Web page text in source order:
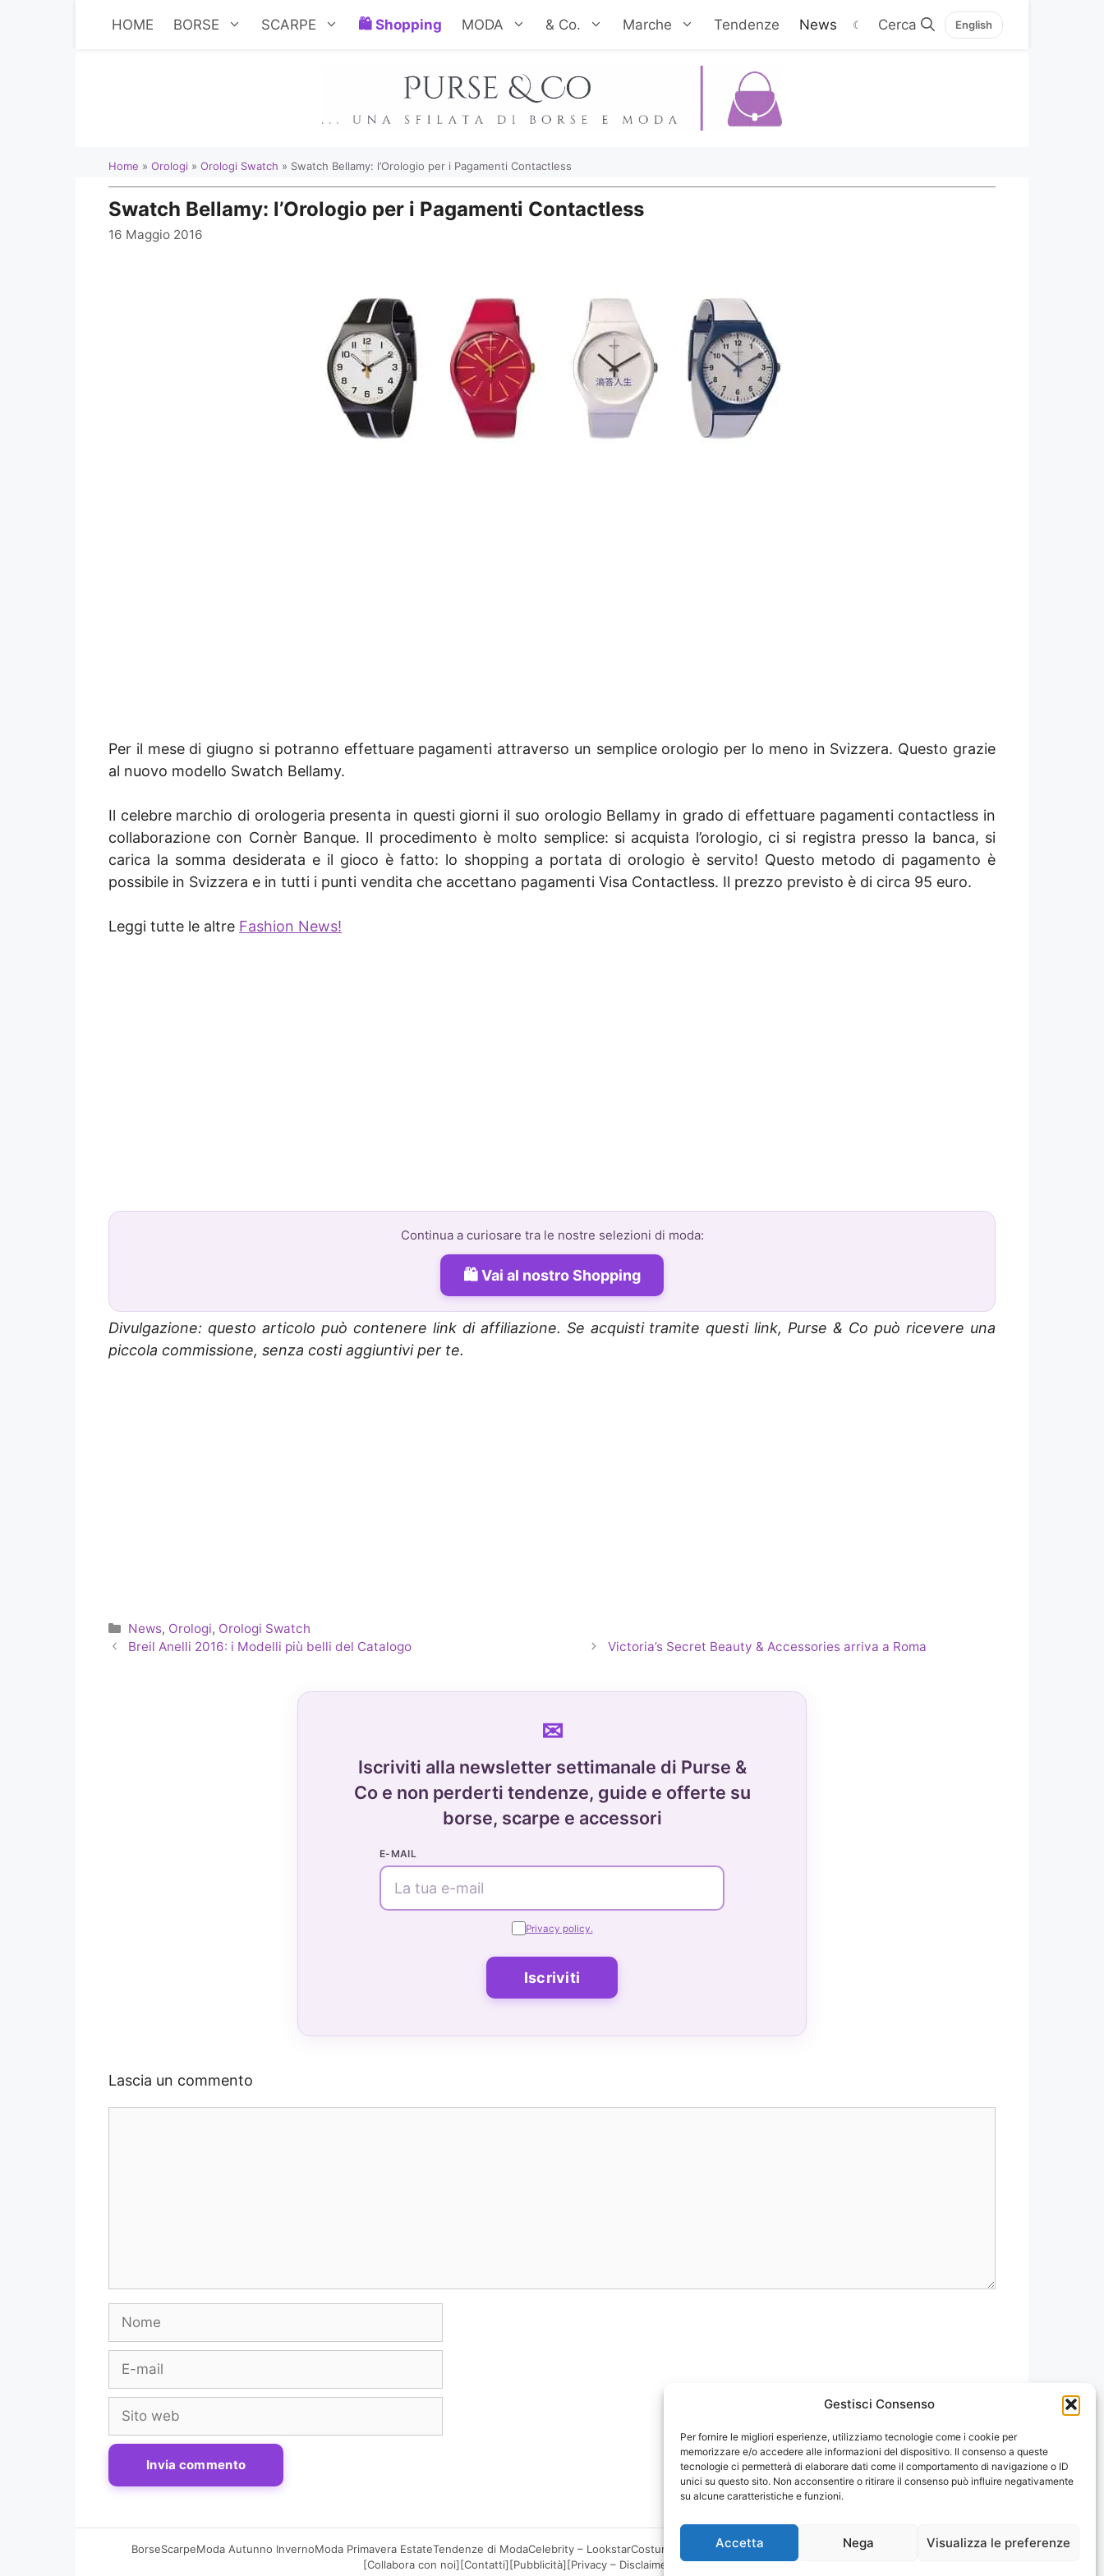
Gestisci Consenso
Per fornire le migliori esperienze, utilizziamo tecnologie come i cookie per
memorizzare e/o accedere alle informazioni del dispositivo. Il consenso a queste
tecnologie ci permetterà di elaborare dati come il comportamento di navigazione o ID
unici su questo sito. Non acconsentire o ritirare il consenso può influire negativamente
su alcune caratteristiche e funzioni.
Accetta Nega Visualizza le preferenze
HOME BORSE SCARPE Shopping MODA & Co. Marche Tendenze News ☾ English
Home » Orologi » Orologi Swatch » Swatch Bellamy: l’Orologio per i Pagamenti Contactless
Swatch Bellamy: l’Orologio per i Pagamenti Contactless
16 Maggio 2016
Per il mese di giugno si potranno effettuare pagamenti attraverso un semplice orologio per lo meno in Svizzera. Questo grazie
al nuovo modello Swatch Bellamy.
Il celebre marchio di orologeria presenta in questi giorni il suo orologio Bellamy in grado di effettuare pagamenti contactless in
collaborazione con Cornèr Banque. Il procedimento è molto semplice: si acquista l’orologio, ci si registra presso la banca, si
carica la somma desiderata e il gioco è fatto: lo shopping a portata di orologio è servito! Questo metodo di pagamento è
possibile in Svizzera e in tutti i punti vendita che accettano pagamenti Visa Contactless. Il prezzo previsto è di circa 95 euro.
Leggi tutte le altre Fashion News!
Continua a curiosare tra le nostre selezioni di moda:
Vai al nostro Shopping
Divulgazione: questo articolo può contenere link di affiliazione. Se acquisti tramite questi link, Purse & Co può ricevere una
piccola commissione, senza costi aggiuntivi per te.
Categorie
News, Orologi, Orologi Swatch
Breil Anelli 2016: i Modelli più belli del Catalogo
Victoria’s Secret Beauty & Accessories arriva a Roma
Iscriviti alla newsletter settimanale di Purse &
Co e non perderti tendenze, guide e offerte su
borse, scarpe e accessori
E-MAIL
Privacy policy.
Lascia un commento
Nome
E-
Sito
BorseScarpeModa Autunno InvernoModa Primavera EstateTendenze di ModaCelebrity – LookstarCostumi – Moda MareTutte le Marche e Designer
[Chi siamo – Info]
[Collabora con noi][Contatti][Pubblicità][Privacy – Disclaimer] [Newsletter]